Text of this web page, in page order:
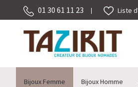
01 30 61 11 23 Liste
Bijoux Femme Bijoux Homme